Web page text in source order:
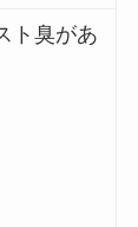
ト臭があ